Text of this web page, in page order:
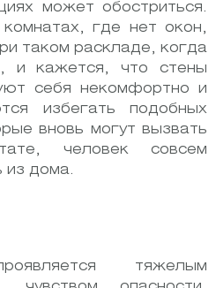
может обостриться.
где нет окон,
таком раскладе, когда
и кажется, что стены
себя некомфортно и
избегать подобных
вновь могут вызвать
человек совсем
из дома.
тяжелым